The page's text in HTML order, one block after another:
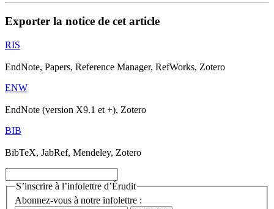
Exporter la notice de cet article
RIS
EndNote, Papers, Reference Manager, RefWorks, Zotero
ENW
EndNote (version X9.1 et +), Zotero
BIB
BibTeX, JabRef, Mendeley, Zotero
S’inscrire à l’infolettre d’Érudit
Abonnez-vous à notre infolettre :